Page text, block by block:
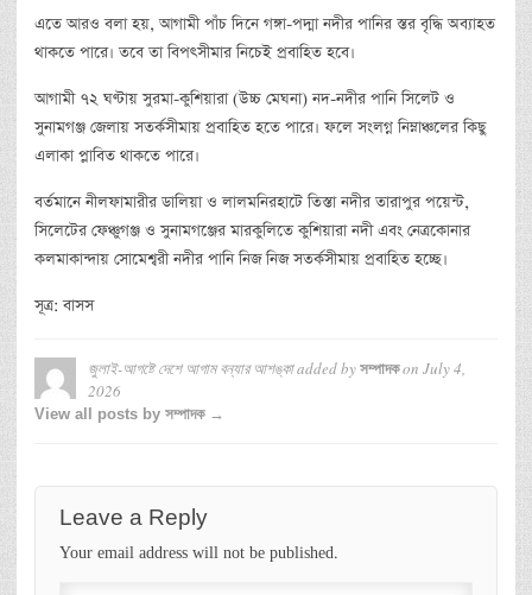
এতে আরও বলা হয়, আগামী পাঁচ দিনে গঙ্গা-পদ্মা নদীর পানির স্তর বৃদ্ধি অব্যাহত
থাকতে পারে। তবে তা বিপৎসীমার নিচেই প্রবাহিত হবে।
আগামী ৭২ ঘণ্টায় সুরমা-কুশিয়ারা (উচ্চ মেঘনা) নদ-নদীর পানি সিলেট ও
সুনামগঞ্জ জেলায় সতর্কসীমায় প্রবাহিত হতে পারে। ফলে সংলগ্ন নিম্নাঞ্চলের কিছু
এলাকা প্লাবিত থাকতে পারে।
বর্তমানে নীলফামারীর ডালিয়া ও লালমনিরহাটে তিস্তা নদীর তারাপুর পয়েন্ট,
সিলেটের ফেঞ্চুগঞ্জ ও সুনামগঞ্জের মারকুলিতে কুশিয়ারা নদী এবং নেত্রকোনার
কলমাকান্দায় সোমেশ্বরী নদীর পানি নিজ নিজ সতর্কসীমায় প্রবাহিত হচ্ছে।
সূত্র: বাসস
জুলাই-আগষ্টে দেশে আগাম বন্যার আশঙ্কাadded by সম্পাদকon July 4,
2026
View all posts by সম্পাদক →
Leave a Reply
Your email address will not be published.